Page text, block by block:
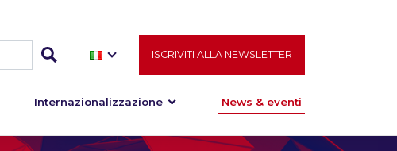
ISCRIVITI ALLA NEWSLETTER
Internazionalizzazione News & eventi